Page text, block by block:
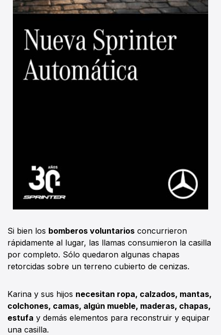
Si bien los bomberos voluntarios concurrieron
rápidamente al lugar, las llamas consumieron la casilla
por completo. Sólo quedaron algunas chapas
retorcidas sobre un terreno cubierto de cenizas.
Karina y sus hijos necesitan ropa, calzados, mantas,
colchones, camas, algún mueble, maderas, chapas,
estufa y demás elementos para reconstruir y equipar
una casilla.